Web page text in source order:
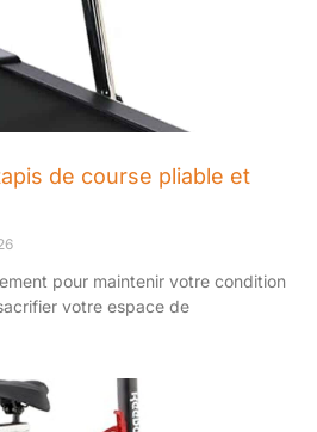
de course pliable et
pour maintenir votre condition
votre espace de